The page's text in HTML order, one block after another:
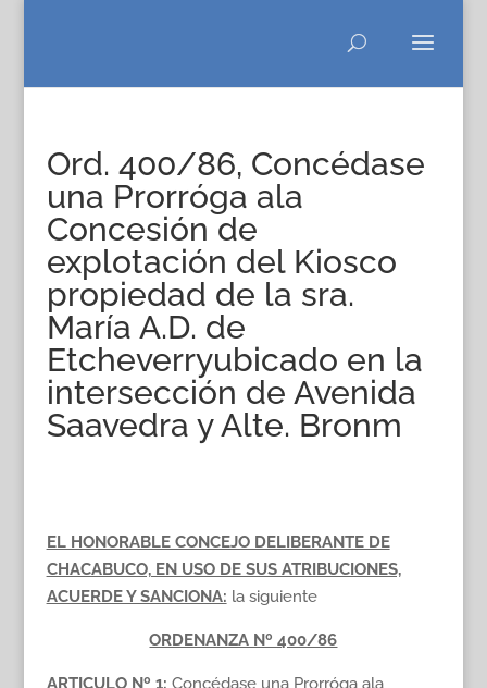
Ord. 400/86, Concédase
una Prorróga ala
Concesión de
explotación del Kiosco
propiedad de la sra.
María A.D. de
Etcheverryubicado en la
intersección de Avenida
Saavedra y Alte. Bronm
EL HONORABLE CONCEJO DELIBERANTE DE
CHACABUCO, EN USO DE SUS ATRIBUCIONES,
ACUERDE Y SANCIONA: la siguiente
ORDENANZA Nº 400/86
ARTICULO Nº 1: Concédase una Prorróga ala